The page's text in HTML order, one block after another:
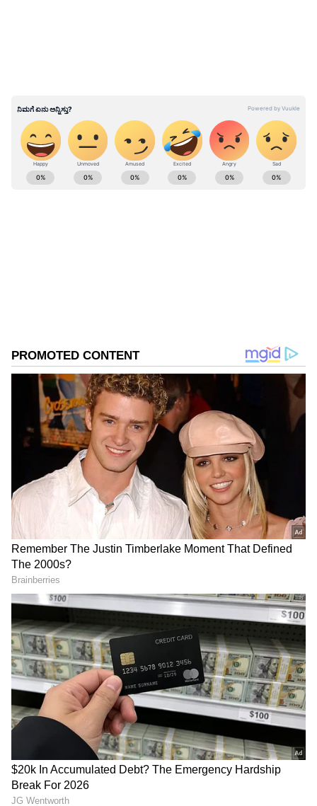
ಕುಂದುವಾಡ ಗ್ರಾಮದ ಶಾಂತಮ್ಮ (65 ವರ್ಷ), ಮಾರಜ್ಜಿ (60)
ಸಂತೋಷ್ (32) ವಾಂತಿ- ಭೇದಿಯಿಂದ ನಿಧನರಾಗಿದ್ದಾರೆ.
ಈರಮ್ಮ (65) ಹಾಗೂ ಸುನಿಲ್ (25) ಜ್ವರದಿಂದಾಗಿ ಹಾಗೂ 3
ತಿಂಗಳ ಹಿಂದಷ್ಟೇ ಜನಿಸಿದ್ದ ನವಜಾತ ಗಂಡು ಶಿಶು ಉಸಿರಾಟ
ಸಮಸ್ಯೆಯಿಂದಾಗಿ ಸಾವನ್ನಪ್ಪಿರುವುದು ಗ್ರಾಮಸ್ಥರಲ್ಲಿ ಆತಂಕ
ಹುಟ್ಟು ಹಾಕಿದೆ. ಹೊಸ ಕುಂದುವಾಡದಲ್ಲಿ ವಯೋ ಸಹಜವಾಗಿ
ಇಬ್ಬರು
ತಮ್ಮ ಊರಿನಲ್ಲಿ ಅಂತ್ಯಕ್ರಿಯೆಗೂ ಸ್ಮಶಾನ ಇಲ್ಲ. ಸ್ಮಶಾನಕ್ಕೆ
ಜಾಗ ಕಲ್ಪಿಸುವಂತೆ ಹಿಂದಿನಿಂದಲೂ ಹೋರಾಟ ನಡೆಸಿ, ಮನವಿ
ಮಾಡಿದ್ದರೂ ಸಂಬಂಧಿಸಿದ ಇಲಾಖೆ ಯಾವುದೇ ರೀತಿ
ಸ್ಪಂದಿಸಿಲ್ಲ. ಈಗ ಒಂದೇ ದಿನ 7 ಸಾವು ಸಂಭವಿಸಿದ್ದು, ಎಲ್ಲಿ
ABOUT THE AUTHOR
DOWNLOAD APP